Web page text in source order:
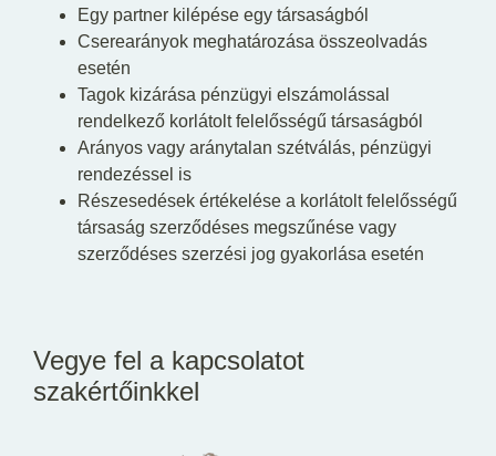
Egy partner kilépése egy társaságból
Cserearányok meghatározása összeolvadás
esetén
Tagok kizárása pénzügyi elszámolással
rendelkező korlátolt felelősségű társaságból
Arányos vagy aránytalan szétválás, pénzügyi
rendezéssel is
Részesedések értékelése a korlátolt felelősségű
társaság szerződéses megszűnése vagy
szerződéses szerzési jog gyakorlása esetén
Vegye fel a kapcsolatot
szakértőinkkel